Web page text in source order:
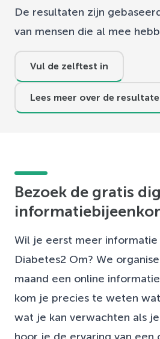
De resultaten zijn
van mensen die al mee
Vul de zelftest in
Lees meer over de
Bezoek de gratis
Wil je eerst meer informatie
Diabetes2 Om? We
maand een online
kom je precies te weten
wat je kan verwachten als